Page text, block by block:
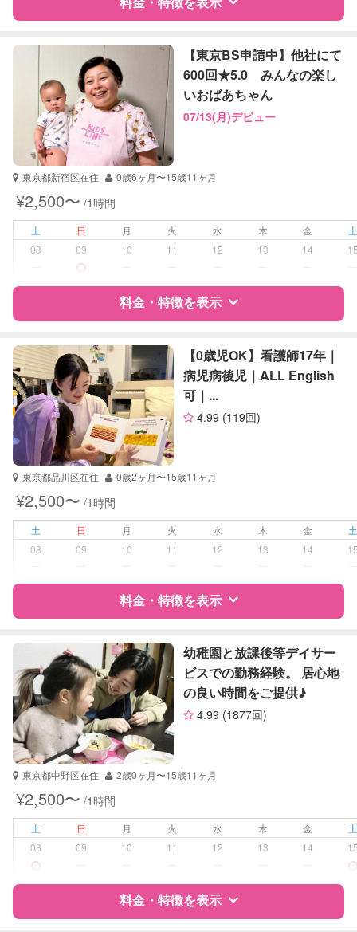
特徴 料金 レビュー
サポートの特徴
資格
企業型割引対象(旧内閣府補助対象)
自治体届出済ベビーシッター
幼稚園教諭
ドゥーラ協会認定産後ドゥーラ
受験対策 小学校受験
学校/塾の補習・宿題
なし
【東京BS申請中】他社にて
600回★5.0 みんなの楽し
いおばあちゃん
07/13(月)デビュー
東京都新宿区在住 0歳6ヶ月〜15歳11ヶ月
¥2,500〜 /1時間
土 日 月 火 水 木 金
08
09 10 11 12 13 14
料金・特徴を表示
特徴 料金 レビュー
サポートの特徴
資格
自治体届出済ベビーシッター
保育士
学校/塾の補習・宿題
小学生
中学生
対応科目
国語
算数
理科
英語
【0歳児OK】看護師17年｜
病児病後児｜ALL English
可｜...
4.99 (119回)
東京都品川区在住 0歳2ヶ月〜15歳11ヶ月
¥2,500〜 /1時間
土 日 月 火 水 木 金
08
09 10 11 12 13 14
料金・特徴を表示
特徴 料金 レビュー
サポートの特徴
資格
企業型割引対象(旧内閣府補助対象)
自治体届出済ベビーシッター
看護師
受験対策
学校/塾の補習・宿題
小学生
幼稚園と放課後等デイサー
ビスでの勤務経験。 居心地
の良い時間をご提供♪
4.99 (1877回)
東京都中野区在住 2歳0ヶ月〜15歳11ヶ月
¥2,500〜 /1時間
土 日 月 火 水 木 金
08
09 10 11 12 13 14
料金・特徴を表示